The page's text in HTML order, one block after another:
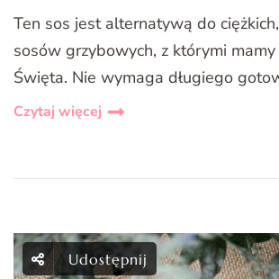
Ten sos jest alternatywą do
sosów grzybowych, z którymi
Święta. Nie wymaga długiego
Czytaj więcej
Udostępnij